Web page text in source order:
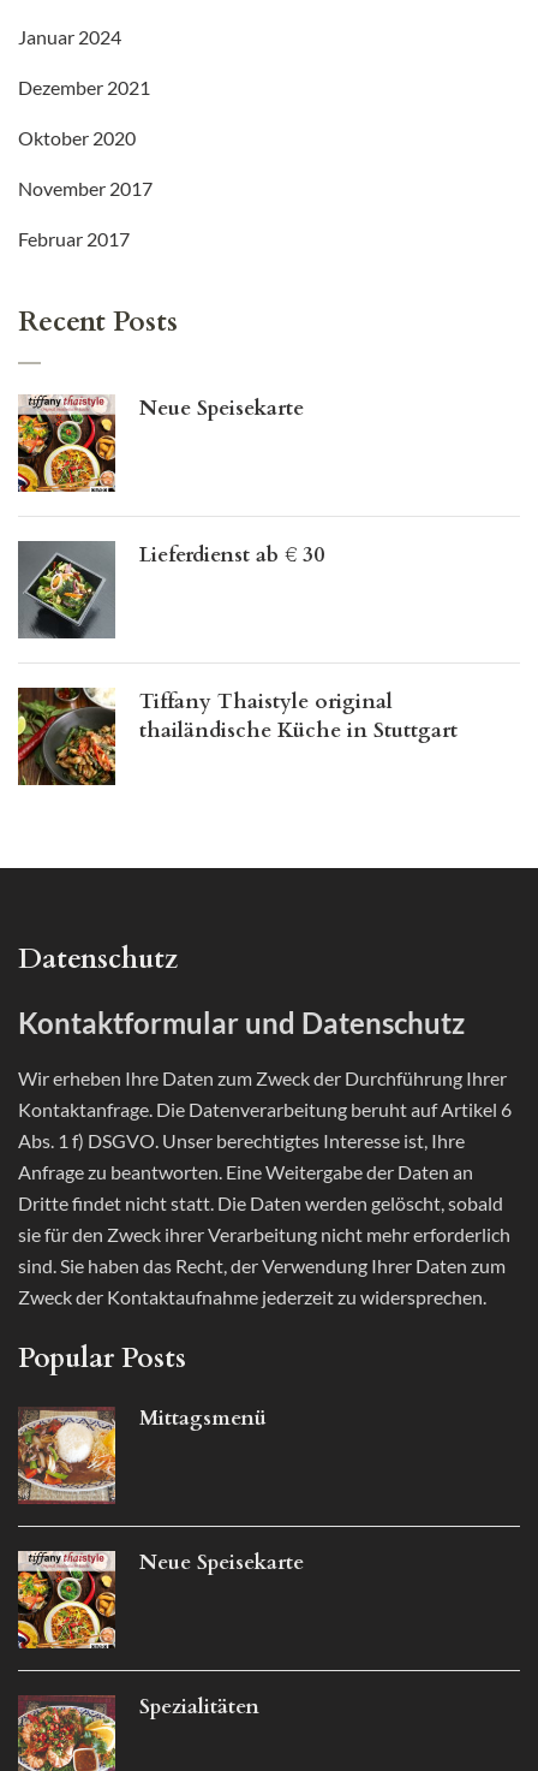
Januar 2024
Dezember 2021
Oktober 2020
November 2017
Februar 2017
Recent Posts
Neue Speisekarte
Lieferdienst ab € 30
Tiffany Thaistyle original
thailändische Küche in Stuttgart
Datenschutz
Kontaktformular und Datenschutz
Wir erheben Ihre Daten zum Zweck der Durchführung Ihrer
Kontaktanfrage. Die Datenverarbeitung beruht auf Artikel 6
Abs. 1 f) DSGVO. Unser berechtigtes Interesse ist, Ihre
Anfrage zu beantworten. Eine Weitergabe der Daten an
Dritte findet nicht statt. Die Daten werden gelöscht, sobald
sie für den Zweck ihrer Verarbeitung nicht mehr erforderlich
sind. Sie haben das Recht, der Verwendung Ihrer Daten zum
Zweck der Kontaktaufnahme jederzeit zu widersprechen.
Popular Posts
Mittagsmenü
Neue Speisekarte
Spezialitäten